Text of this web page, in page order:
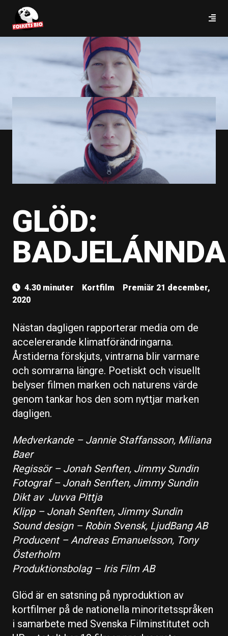
GLÖD:
BADJELÁNNDA
4.30 minuter Kortfilm
Premiär 21 december,
2020
Nästan dagligen rapporterar media om de
accelererande klimatförändringarna.
Årstiderna förskjuts, vintrarna blir varmare
och somrarna längre. Poetiskt och visuellt
belyser filmen marken och naturens värde
genom tankar hos den som nyttjar marken
dagligen.
Medverkande – Jannie Staffansson, Miliana
Baer
Regissör – Jonah Senften, Jimmy Sundin
Fotograf – Jonah Senften, Jimmy Sundin
Dikt av Juvva Pittja
Klipp – Jonah Senften, Jimmy Sundin
Sound design – Robin Svensk, LjudBang AB
Producent – Andreas Emanuelsson, Tony
Österholm
Produktionsbolag – Iris Film AB
Glöd är en satsning på nyproduktion av
kortfilmer på de nationella minoritetsspråken
i samarbete med Svenska Filminstitutet och